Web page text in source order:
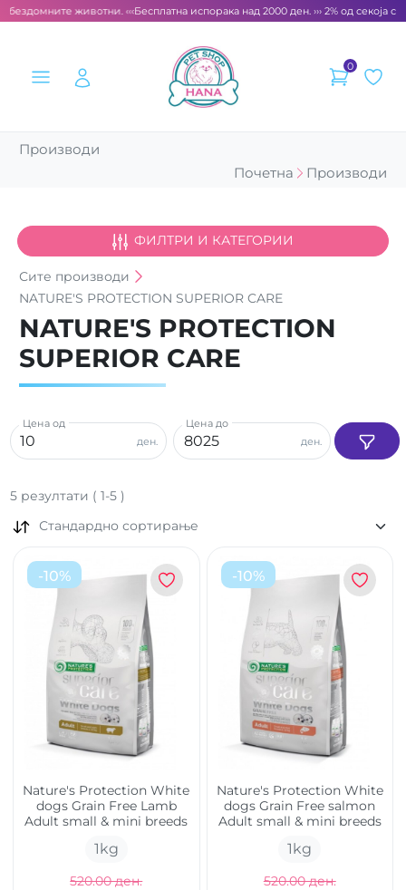
животни. ‹‹‹ Бесплатна испорака над 2000 ден. ››› 2% од секоја
0
Производи
Почетна
Производи
ФИЛТРИ И КАТЕГОРИИ
Сите производи
NATURE'S PROTECTION SUPERIOR CARE
NATURE'S PROTECTION
SUPERIOR CARE
ден.
Цена од
ден.
Цена до
5 резултати ( 1-5)
Стандардно сортирање
-10%
Nature's Protection White
dogs Grain Free Lamb
Adult small & mini breeds
1kg
520.00 ден.
-10%
Nature's Protection White
dogs Grain Free salmon
Adult small & mini breeds
1kg
520.00 ден.